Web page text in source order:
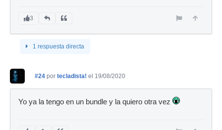
3
1 respuesta directa
#24 por tecladista! el 19/08/2020
Yo ya la tengo en un bundle y la quiero otra vez